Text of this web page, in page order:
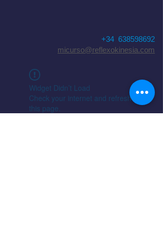
+34 638598692
micurso@reflexokinesia.com
Widget Didn’t Load
Check your internet and refresh
this page.